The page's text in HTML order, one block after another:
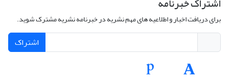
برای دریافت اخبار و اطلاعیه های مهم نشریه در خبرنامه نشریه مشترک شوید.
اشتراک